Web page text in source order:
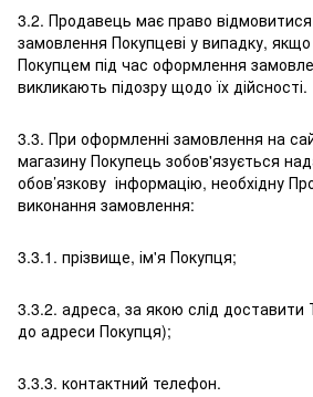
3.2. Продавець має право
замовлення Покупцеві у випадку, якщо
Покупцем під час оформлення
викликають підозру щодо їх дійсності.
3.3. При оформленні замовлення на
магазину Покупець зобов'язується
обов’язкову інформацію, необхідну
виконання замовлення:
3.3.1. прізвище, ім'я Покупця;
3.3.2. адреса, за якою слід
до адреси Покупця);
3.3.3. контактний телефон.